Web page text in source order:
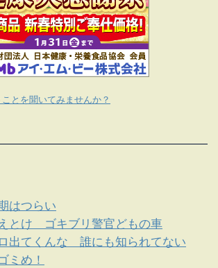
とを聞いてみませんか？
はつらい
とけ ゴキブリ警官どもの車
出てくんな 誰にも知られてない
ミめ！